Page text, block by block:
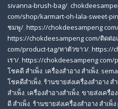
sivanna-brush-bag/,
com/shop/karmart-oh-lala-sweet-
ชมพู/, https://chokdeesampeng
https://chokdeesampeng com/ติดต่อ
com/product-tag/ทาตัวขาว/, https://
เรา/, https://chokdeesampeng
โชคดี สําเพ็ง, เครื่องสำอาง สำเพ็ง,
โชคดีสำเพ็ง, ร้านขายส่งเครื่องสําอาง สํา
สําเพ็ง, เครื่องสำอางสำเพ็ง, ขายส่งเครื่อ
ดี สําเพ็ง, ร้านขายส่งเครื่องสําอาง สําเพ็